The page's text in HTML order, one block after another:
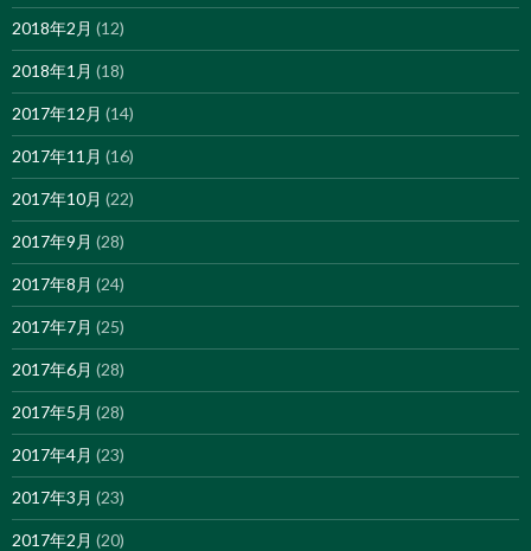
2018年2月 (12)
2018年1月 (18)
2017年12月 (14)
2017年11月 (16)
2017年10月 (22)
2017年9月 (28)
2017年8月 (24)
2017年7月 (25)
2017年6月 (28)
2017年5月 (28)
2017年4月 (23)
2017年3月 (23)
2017年2月 (20)